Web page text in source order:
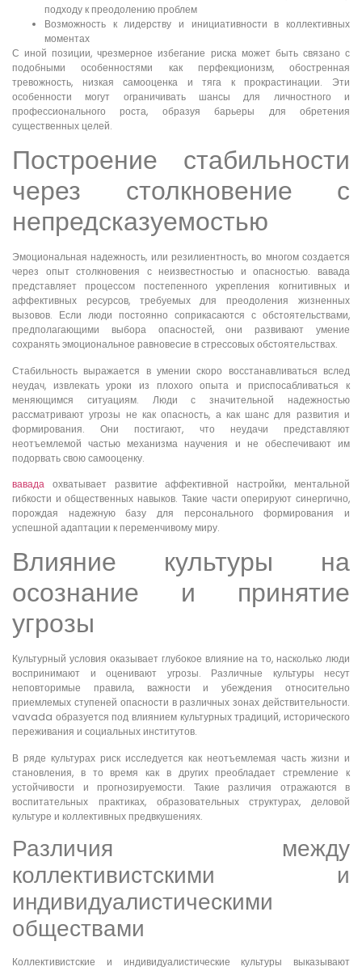
подходу к преодолению проблем
Возможность к лидерству и инициативности в коллективных
моментах
С иной позиции, чрезмерное избегание риска может быть связано с
подобными особенностями как перфекционизм, обостренная
тревожность, низкая самооценка и тяга к прокрастинации. Эти
особенности могут ограничивать шансы для личностного и
профессионального роста, образуя барьеры для обретения
существенных целей.
Построение стабильности
через столкновение с
непредсказуемостью
Эмоциональная надежность, или резилиентность, во многом создается
через опыт столкновения с неизвестностью и опасностью. вавада
представляет процессом постепенного укрепления когнитивных и
аффективных ресурсов, требуемых для преодоления жизненных
вызовов. Если люди постоянно соприкасаются с обстоятельствами,
предполагающими выбора опасностей, они развивают умение
сохранять эмоциональное равновесие в стрессовых обстоятельствах.
Стабильность выражается в умении скоро восстанавливаться вслед
неудач, извлекать уроки из плохого опыта и приспосабливаться к
меняющимся ситуациям. Люди с значительной надежностью
рассматривают угрозы не как опасность, а как шанс для развития и
формирования. Они постигают, что неудачи представляют
неотъемлемой частью механизма научения и не обеспечивают им
подорвать свою самооценку.
вавада охватывает развитие аффективной настройки, ментальной
гибкости и общественных навыков. Такие части оперируют синергично,
порождая надежную базу для персонального формирования и
успешной адаптации к переменчивому миру.
Влияние культуры на
осознание и принятие
угрозы
Культурный условия оказывает глубокое влияние на то, насколько люди
воспринимают и оценивают угрозы. Различные культуры несут
неповторимые правила, важности и убеждения относительно
приемлемых ступеней опасности в различных зонах действительности.
vavada образуется под влиянием культурных традиций, исторического
переживания и социальных институтов.
В ряде культурах риск исследуется как неотъемлемая часть жизни и
становления, в то время как в других преобладает стремление к
устойчивости и прогнозируемости. Такие различия отражаются в
воспитательных практиках, образовательных структурах, деловой
культуре и коллективных предвкушениях.
Различия между
коллективистскими и
индивидуалистическими
обществами
Коллективистские и индивидуалистические культуры выказывают